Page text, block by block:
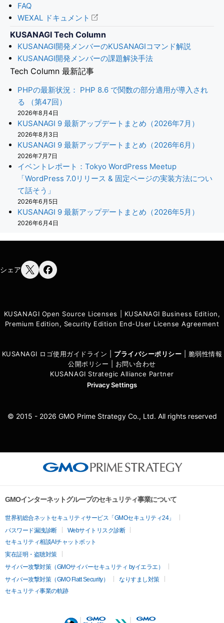
FAQ
WEXAL ドキュメント
KUSANAGI Tech Column
KUSANAGI開発メンバーのKUSANAGIコマンド解説
KUSANAGI開発メンバーの課題解決手法
Tech Column 最新記事
PHPの最新状況： PHP 8.6 で関数の部分適用が導入され
る （第47回）
2026年8月4日
KUSANAGI 9 最新アップデートまとめ（2026年7月）
2026年8月3日
KUSANAGI 9 最新アップデートまとめ（2026年6月）
2026年7月7日
イベントレポート：Tokyo WordPress Meetup
「WordPress 7.0リリース & 固定ページの実装方法につい
て話そう」
2026年6月5日
KUSANAGI 9 最新アップデートまとめ（2026年5月）
2026年6月4日
シェア
KUSANAGI Open Source Licenses
KUSANAGI Business Edition,
Premium Edition, Security Edition End-User License Agreement
KUSANAGI ロゴ使用ガイドライン プライバシーポリシー
脆弱性情報
公開ポリシー
お問い合わせ
KUSANAGI Strategic Alliance Partner
Privacy Settings
© 2015 - 2026 GMO Prime Strategy Co., Ltd. All rights reserved
GMOインターネットグループのセキュリティ事業について
世界初総合ネットセキュリティサービス「GMOセキュリティ24」
パスワード漏洩診断
Webサイトリスク診断
セキュリティ相談AIチャットボット
実在証明・盗聴対策
サイバー攻撃対策（GMOサイバーセキュリティ byイエラエ）
サイバー攻撃対策（GMO Flatt Security）
なりすまし対策
セキュリティ事業の軌跡